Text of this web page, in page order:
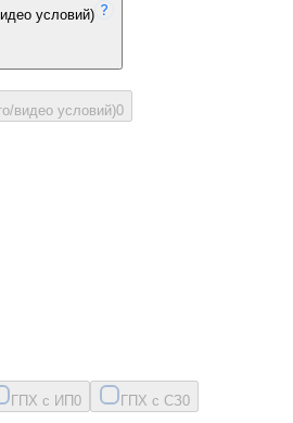
условий)
видео условий)0
ГПХ с ИП0 ГПХ с СЗ0